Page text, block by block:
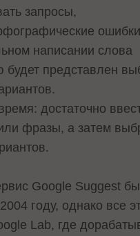
запросы,
написании слова
будет представлен
достаточно
фразы, а затем
Google Suggest
году, однако все
Lab, где